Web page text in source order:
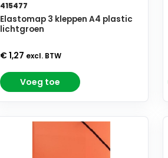
415477
Elastomap 3 kleppen A4 plastic
lichtgroen
€ 1,27 excl. BTW
Voeg toe